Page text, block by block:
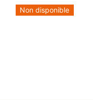
Non disponible